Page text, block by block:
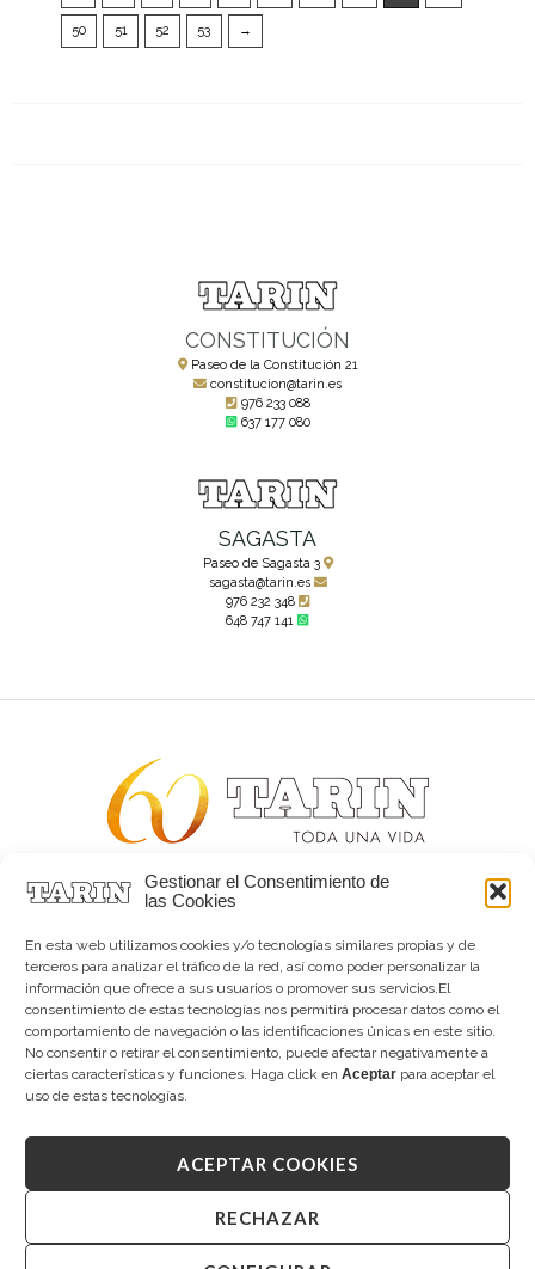
Gestionar el Consentimiento de
las Cookies
En esta web utilizamos cookies y/o tecnologías similares propias y de
terceros para analizar el tráfico de la red, así como poder personalizar la
información que ofrece a sus usuarios o promover sus servicios.El
consentimiento de estas tecnologías nos permitirá procesar datos como el
comportamiento de navegación o las identificaciones únicas en este sitio.
No consentir o retirar el consentimiento, puede afectar negativamente a
ciertas características y funciones. Haga click en Aceptar para aceptar el
uso de estas tecnologías.
ACEPTAR COOKIES
RECHAZAR
50 51 52 53 →
CONSTITUCIÓN
Paseo de la Constitución 21
constitucion@tarin.es
976 233 088
637 177 080
SAGASTA
Paseo de Sagasta 3
sagasta@tarin.es
976 232 348
648 747 141
Alta joyería desde 1963
Tarín Magazine
Contacto
Copyright © 2026 Tarín Joyeros
Aviso legal|Política de uso|Política de privacidad
Canal interno de información